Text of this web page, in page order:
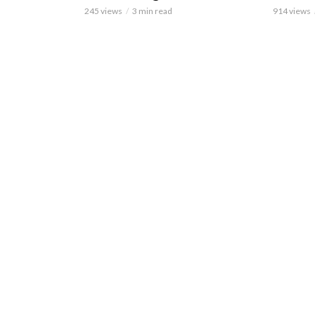
245 views 3 min read 914 views